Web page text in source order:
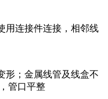
用连接件连接，相邻线
形；金属线管及线盒不
管口平整